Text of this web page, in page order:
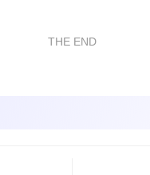
THE END